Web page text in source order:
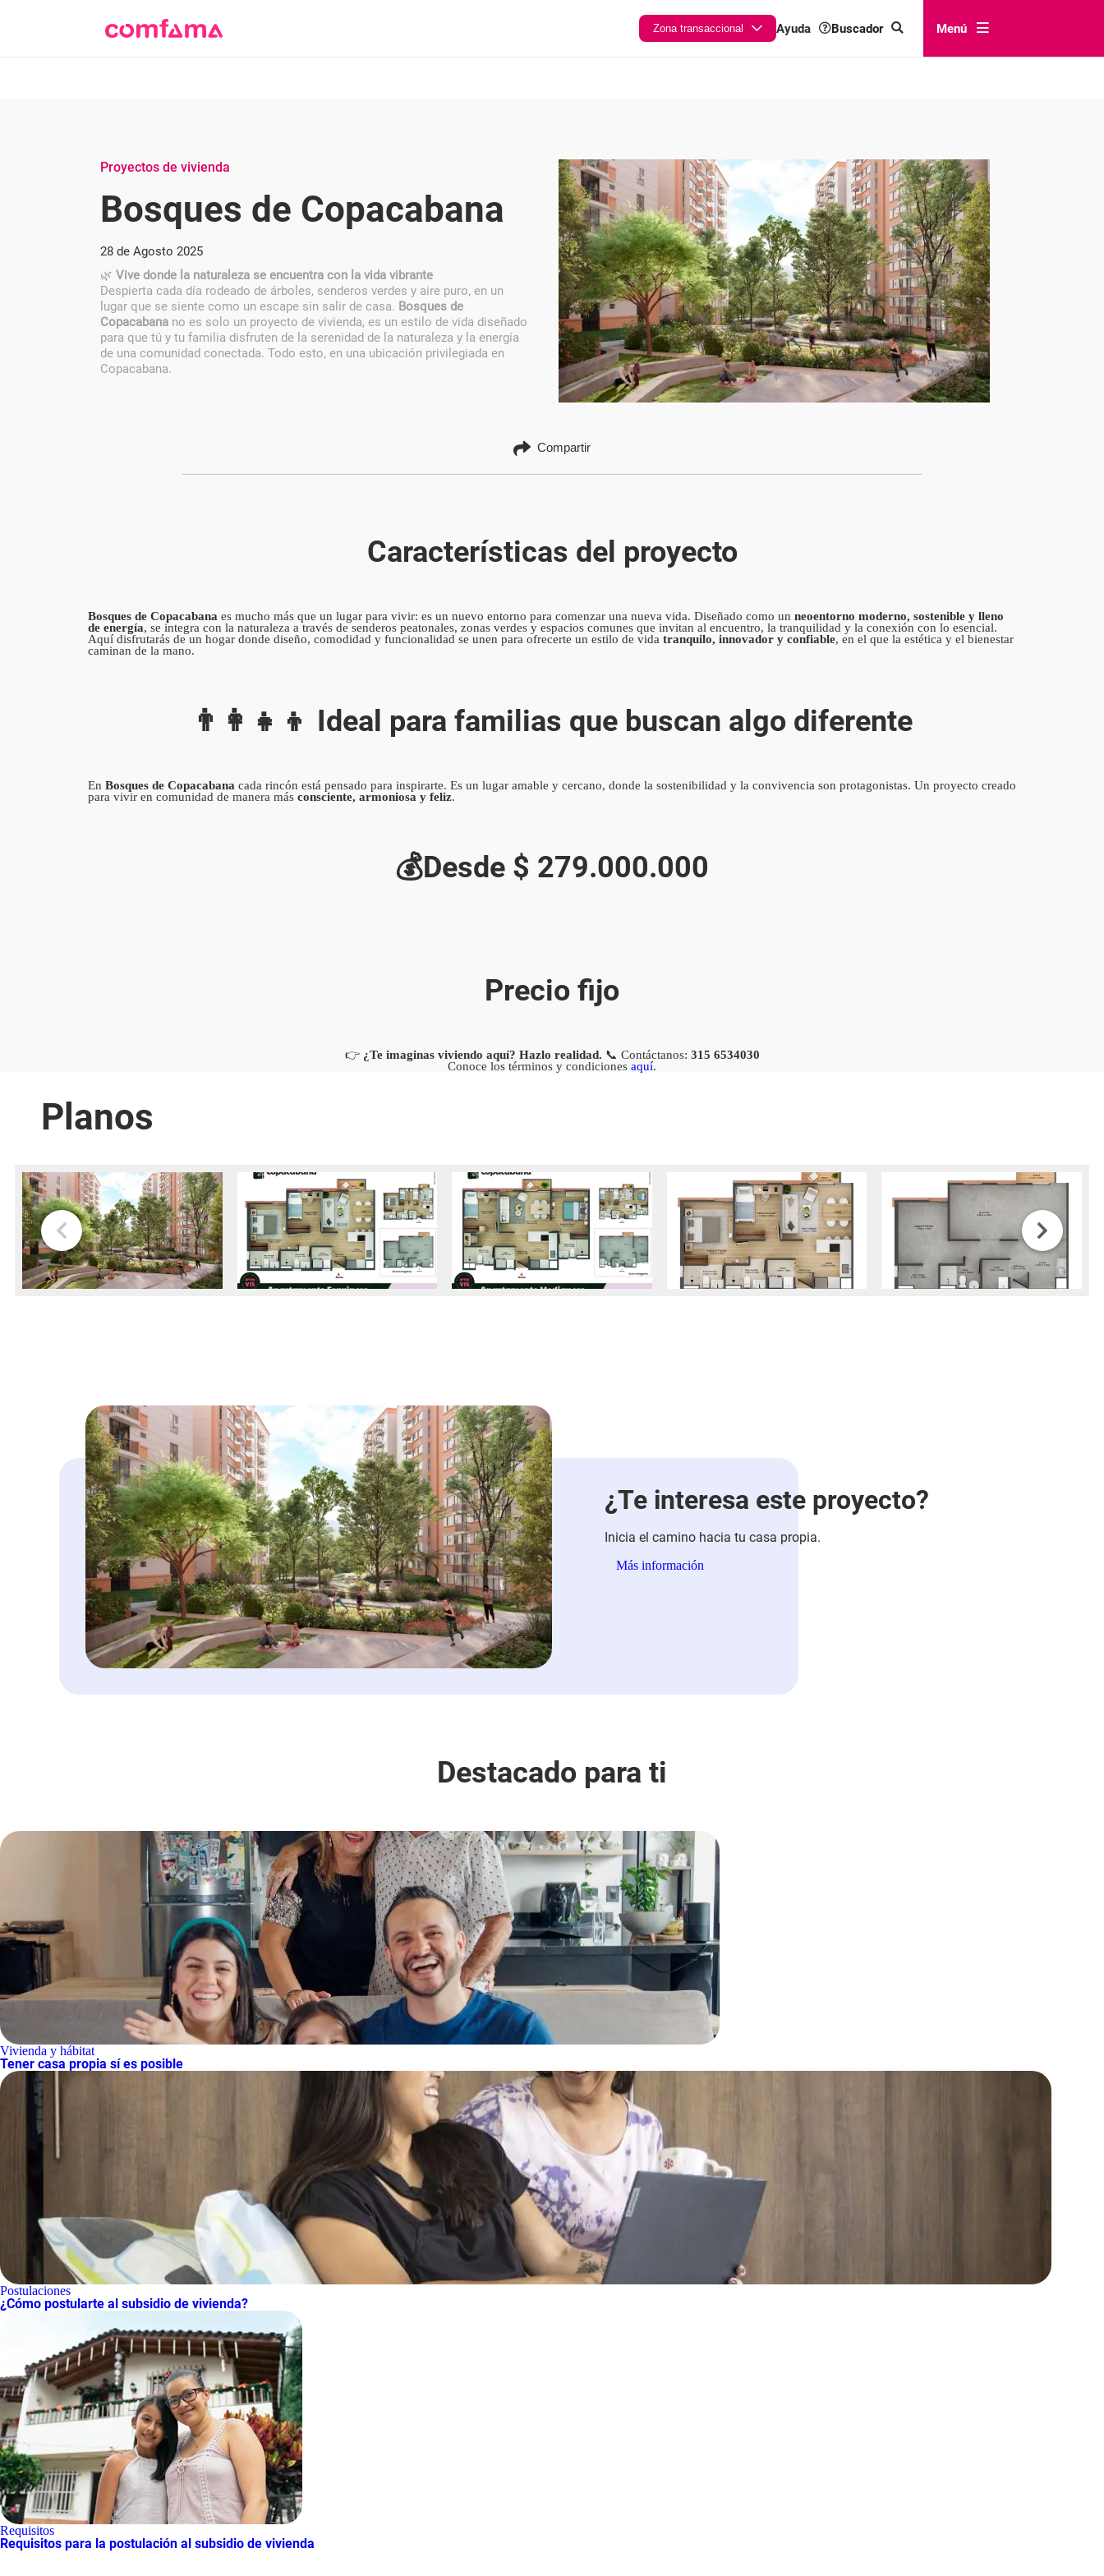
Zona transaccional Ayuda Buscador Menú
Proyectos de vivienda
Bosques de Copacabana
28 de Agosto 2025
🌿 Vive donde la naturaleza se encuentra con la vida vibrante
Despierta cada día rodeado de árboles, senderos verdes y aire puro, en un
lugar que se siente como un escape sin salir de casa. Bosques de
Copacabana no es solo un proyecto de vivienda, es un estilo de vida diseñado
para que tú y tu familia disfruten de la serenidad de la naturaleza y la energía
de una comunidad conectada. Todo esto, en una ubicación privilegiada en
Copacabana.
Compartir
Características del proyecto
Bosques de Copacabana es mucho más que un lugar para vivir: es un nuevo entorno para comenzar una nueva vida. Diseñado como un neoentorno moderno, sostenible y lleno
de energía, se integra con la naturaleza a través de senderos peatonales, zonas verdes y espacios comunes que invitan al encuentro, la tranquilidad y la conexión con lo esencial.
Aquí disfrutarás de un hogar donde diseño, comodidad y funcionalidad se unen para ofrecerte un estilo de vida tranquilo, innovador y confiable, en el que la estética y el bienestar
caminan de la mano.
👨‍👩‍👧‍👦 Ideal para familias que buscan algo diferente
En Bosques de Copacabana cada rincón está pensado para inspirarte. Es un lugar amable y cercano, donde la sostenibilidad y la convivencia son protagonistas. Un proyecto creado
para vivir en comunidad de manera más consciente, armoniosa y feliz.
💰Desde $ 279.000.000
Precio fijo
👉 ¿Te imaginas viviendo aquí? Hazlo realidad. 📞 Contáctanos: 315 6534030
Conoce los términos y condiciones aquí.
Planos
¿Te interesa este proyecto?
Inicia el camino hacia tu casa propia.
Más información
Destacado para ti
Vivienda y hábitat
Tener casa propia sí es posible
Postulaciones
¿Cómo postularte al subsidio de vivienda?
Requisitos
Requisitos para la postulación al subsidio de vivienda